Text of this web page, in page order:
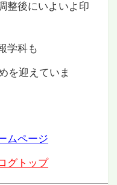
整後にいよいよ印
学科も
を迎えていま
ムページ
グトップ